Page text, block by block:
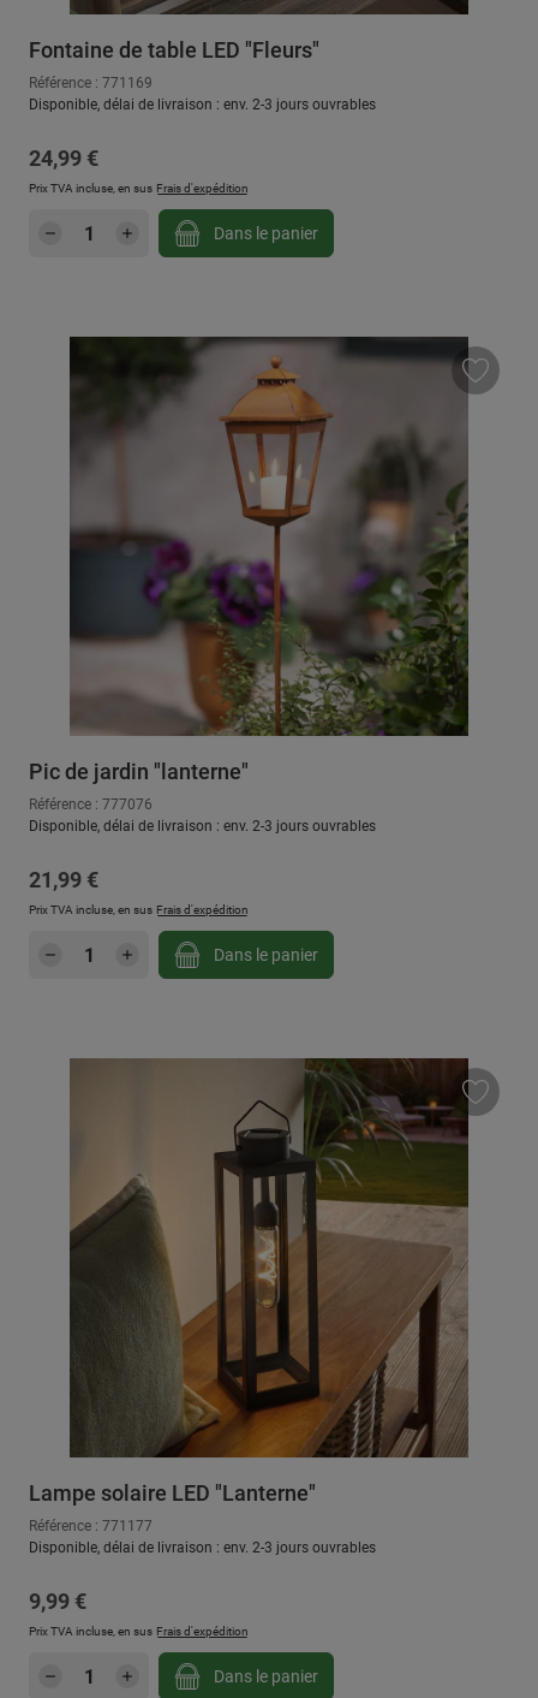
Fontaine de table LED "Fleurs"
Référence : 771169
Disponible, délai de livraison : env. 2-3 jours ouvrables
Prix régulier :
24,99 €
Prix TVA incluse, en sus Frais d'expédition
Quantité de produit : Entrez la quantité
Dans le panier
Pic de jardin "lanterne"
Référence : 777076
Disponible, délai de livraison : env. 2-3 jours ouvrables
Prix régulier :
21,99 €
Prix TVA incluse, en sus Frais d'expédition
Quantité de produit : Entrez la quantité
Dans le panier
Lampe solaire LED "Lanterne"
Référence : 771177
Disponible, délai de livraison : env. 2-3 jours ouvrables
Prix régulier :
9,99 €
Prix TVA incluse, en sus Frais d'expédition
Quantité de produit : Entrez la quantité
Dans le panier